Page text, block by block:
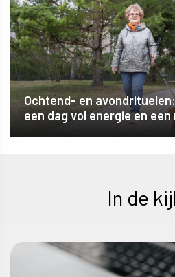
Ochtend- en
een dag vol energie en
In de